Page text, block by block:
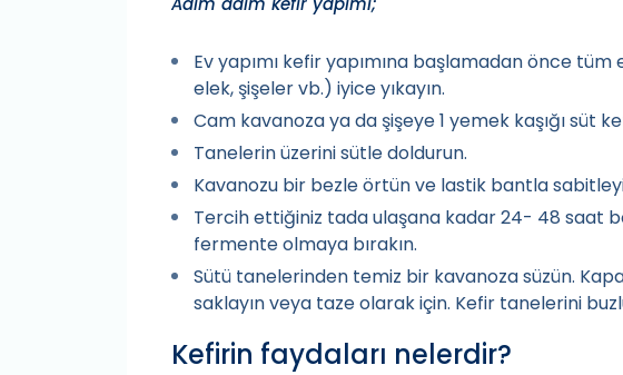
Ev yapımı kefir yapımına başlamadan önce tüm
elek, şişeler vb.) iyice yıkayın.
Cam kavanoza ya da şişeye 1 yemek kaşığı süt
Tanelerin üzerini sütle doldurun.
Kavanozu bir bezle örtün ve lastik bantla
Tercih ettiğiniz tada ulaşana kadar 24- 48 saat
fermente olmaya bırakın.
Sütü tanelerinden temiz bir kavanoza süzün.
saklayın veya taze olarak için. Kefir tanelerini
Kefirin faydaları nelerdir?